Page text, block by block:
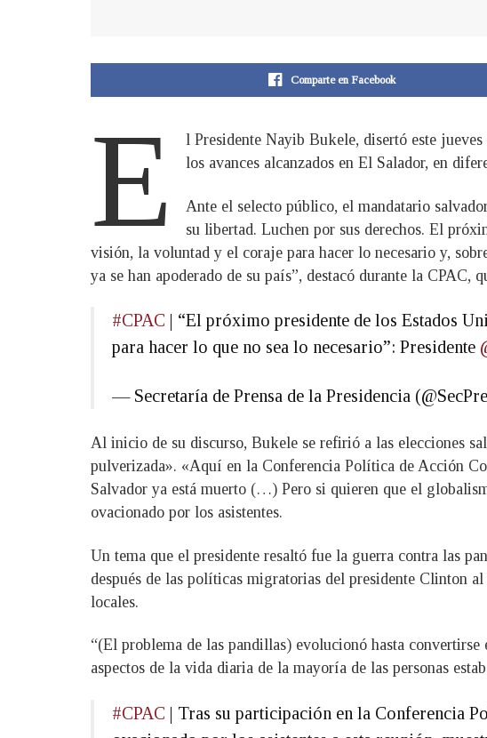
Comparte en Facebook
E
l Presidente Nayib Bukele, disertó este
los avances alcanzados en El Salador, en
Ante el selecto público, el mandatario
su libertad. Luchen por sus derechos. El
visión, la voluntad y el coraje para hacer lo necesario y,
ya se han apoderado de su país”, destacó durante la CPAC,
#CPAC | “El próximo presidente de los Estados
para hacer lo que no sea lo necesario”: Presidente
— Secretaría de Prensa de la Presidencia
Al inicio de su discurso, Bukele se refirió a las elecciones
pulverizada». «Aquí en la Conferencia Política de Acción
Salvador ya está muerto (…) Pero si quieren que el
ovacionado por los asistentes.
Un tema que el presidente resaltó fue la guerra contra las
después de las políticas migratorias del presidente Clinton
locales.
“(El problema de las pandillas) evolucionó hasta
aspectos de la vida diaria de la mayoría de las personas
#CPAC | Tras su participación en la Conferencia